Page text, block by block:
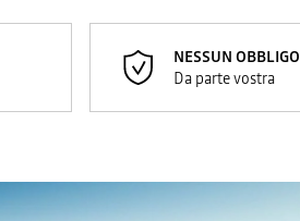
NESSUN OBBLIGO
Da parte vostra